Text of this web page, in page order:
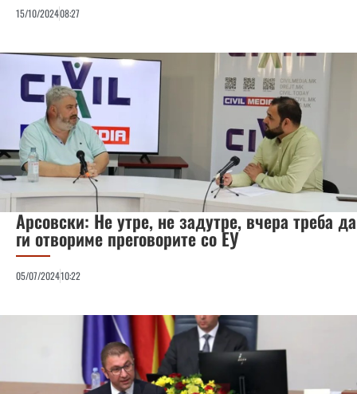
15/10/202408:27
Арсовски: Не утре, не задутре, вчера треба да
ги отвориме преговорите со ЕУ
05/07/202410:22